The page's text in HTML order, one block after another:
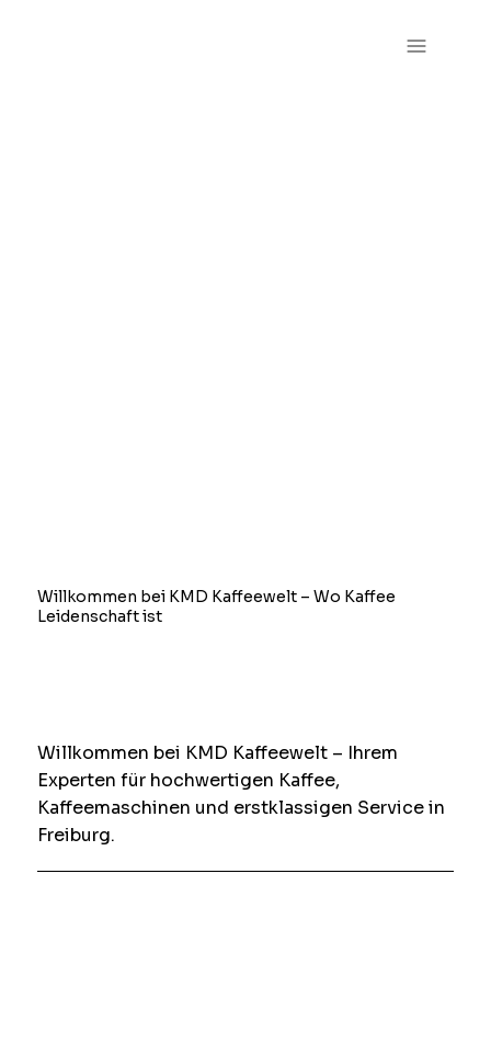
Willkommen bei KMD Kaffeewelt – Wo Kaffee
Leidenschaft ist
Willkommen bei KMD Kaffeewelt – Ihrem
Experten für hochwertigen Kaffee,
Kaffeemaschinen und erstklassigen Service in
Freiburg.